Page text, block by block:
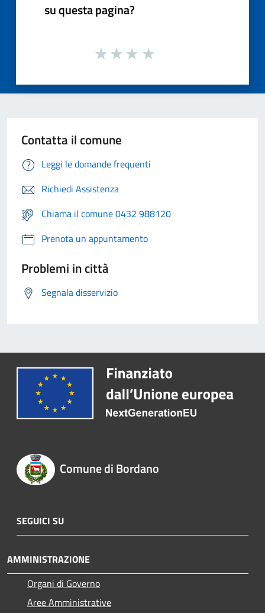
su questa pagina?
Contatta il comune
Leggi le domande frequenti
Richiedi Assistenza
Chiama il comune 0432 988120
Prenota un appuntamento
Problemi in città
Segnala disservizio
Comune di Bordano
SEGUICI SU
AMMINISTRAZIONE
Organi di Governo
Aree Amministrative